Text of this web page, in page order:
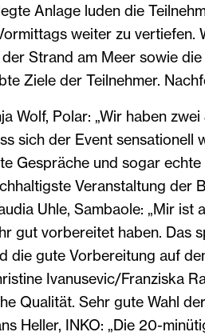
Anlage luden die
weiter zu vertiefen.
Strand am Meer sowie
Ziele der Teilnehmer.
Wolf, Polar: „Wir haben
sich der Event sensationell
Gespräche und sogar
Veranstaltung der
Uhle, Sambaole: „Mir ist
gut vorbereitet haben. Das
die gute Vorbereitung auf
Ivanusevic/Franziska
Qualität. Sehr gute Wahl
Heller, INKO: „Die 20-